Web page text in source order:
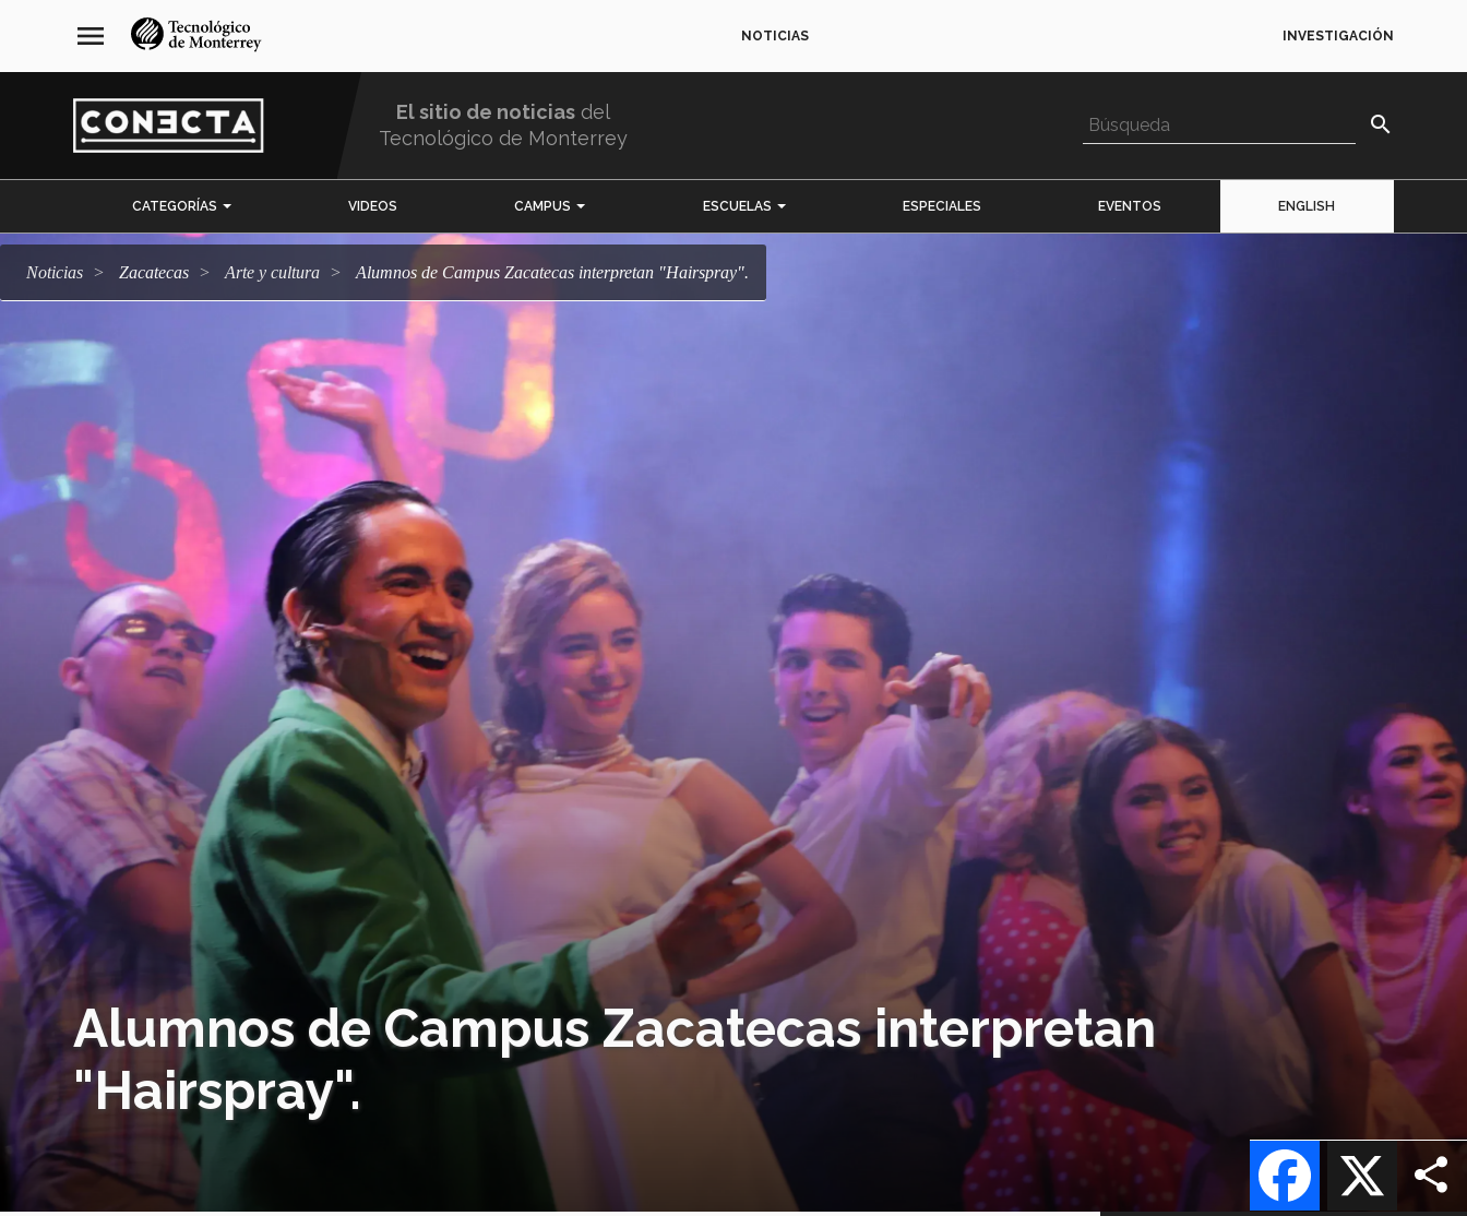
navegación
principal
menu NOTICIAS INVESTIGACIÓN
El sitio de noticias del
Tecnológico de Monterrey
search
CATEGORÍAS VIDEOS CAMPUS ESCUELAS ESPECIALES EVENTOS ENGLISH
Noticias Zacatecas arte y cultura Alumnos de Campus Zacatecas interpretan "Hairspray".
Alumnos de Campus Zacatecas interpretan
"Hairspray".
X
Facebook